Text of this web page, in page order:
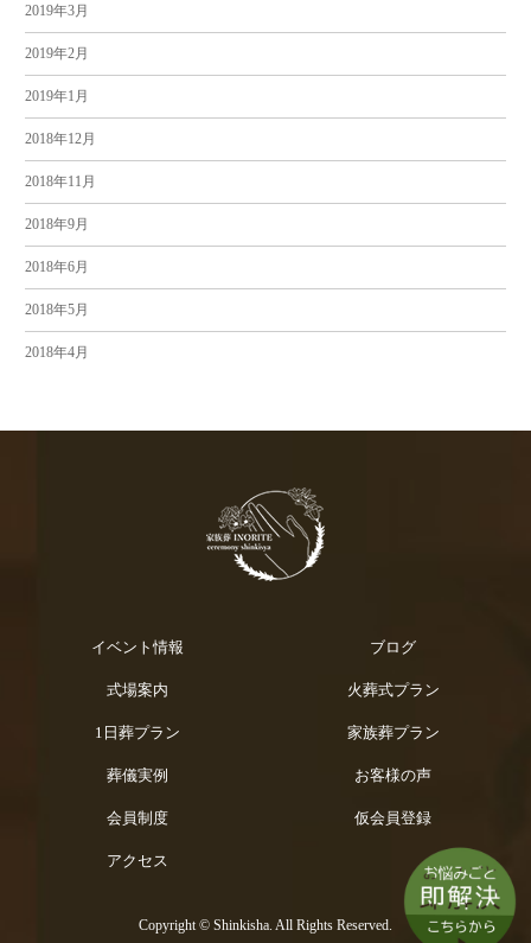
2019年3月
2019年2月
2019年1月
2018年12月
2018年11月
2018年9月
2018年6月
2018年5月
2018年4月
イベント情報 ブログ
式場案内 火葬式プラン
1日葬プラン 家族葬プラン
葬儀実例 お客様の声
会員制度 仮会員登録
アクセス
Copyright © Shinkisha. All Rights Reserved.